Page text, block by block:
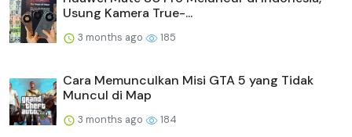
Usung Kamera True-...
3 months ago 185
Cara Memunculkan Misi GTA 5 yang Tidak
Muncul di Map
3 months ago 184